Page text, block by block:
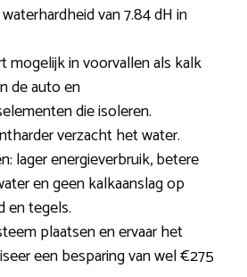
van 7.84 dH in
mogelijk in voorvallen als kalk
de auto en
die isoleren.
verzacht het water.
lager energieverbruik, betere
en geen kalkaanslag op
en tegels.
plaatsen en ervaar het
een besparing van wel €275